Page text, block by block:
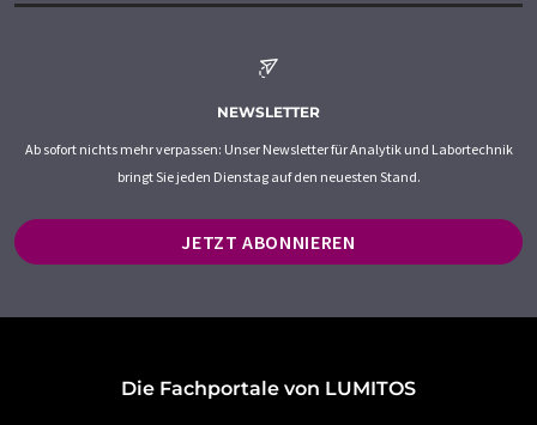
NEWSLETTER
Ab sofort nichts mehr verpassen: Unser Newsletter für Analytik und Labortechnik
bringt Sie jeden Dienstag auf den neuesten Stand.
JETZT ABONNIEREN
Die Fachportale von LUMITOS